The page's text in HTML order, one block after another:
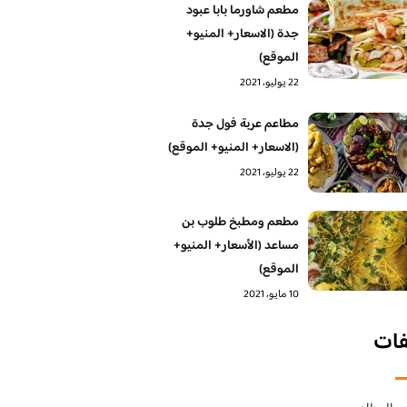
مطعم شاورما بابا عبود
جدة (الاسعار+ المنيو+
الموقع)
22 يوليو، 2021
مطاعم عربة فول جدة
(الاسعار+ المنيو+ الموقع)
22 يوليو، 2021
مطعم ومطبخ طلوب بن
مساعد (الأسعار+ المنيو+
الموقع)
10 مايو، 2021